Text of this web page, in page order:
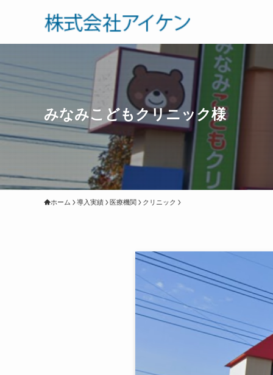
みなみこどもクリニック様
ホーム 導入実績 医療機関 クリニック